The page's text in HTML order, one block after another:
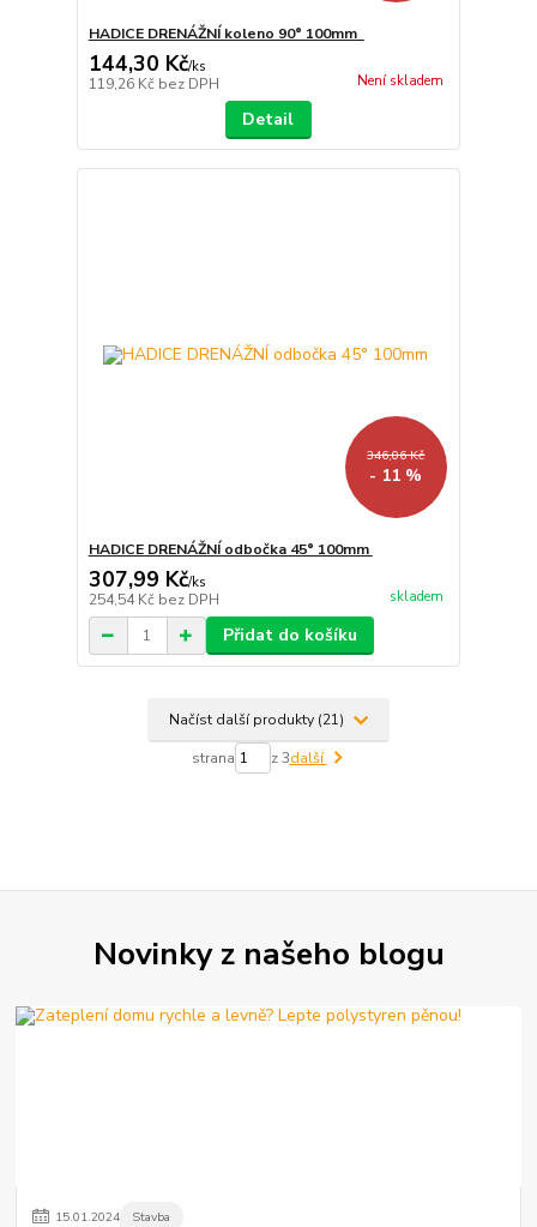
HADICE DRENÁŽNÍ koleno 90° 100mm
144,30 Kč/ks
119,26 Kč bez DPH Není skladem
Detail
346,06 Kč
- 11 %
HADICE DRENÁŽNÍ odbočka 45° 100mm
307,99 Kč/ks
254,54 Kč bez DPH skladem
Přidat do košíku
Načíst další produkty (21)
strana z 3další
Novinky z našeho blogu
15.01.2024 Stavba